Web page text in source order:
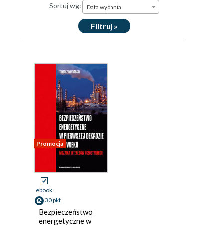
Sortuj wg: Data wydania
Filtruj »
Promocja
ebook
30 pkt
Bezpieczeństwo
energetyczne w